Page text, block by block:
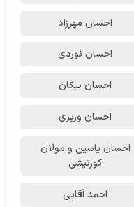
احسان مهرزاد
احسان نوردی
احسان نیکان
احسان وزیری
احسان یاسین و مولان
کورتیشی
احمد آقایی